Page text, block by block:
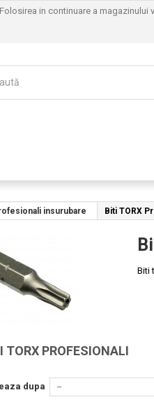
insurubare Biti TORX
Biti
TORX PROFESIONALI
dupa --
Vizionare
in continuare a